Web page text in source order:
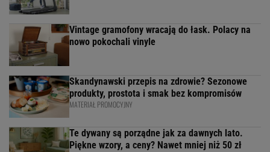
Vintage gramofony wracają do łask. Polacy na
nowo pokochali vinyle
Skandynawski przepis na zdrowie? Sezonowe
produkty, prostota i smak bez kompromisów
MATERIAŁ PROMOCYJNY
Te dywany są porządne jak za dawnych lato.
Piękne wzory, a ceny? Nawet mniej niż 50 zł